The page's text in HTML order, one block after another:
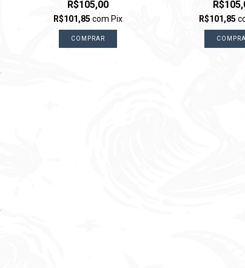
R$105,00
R$101,85 com Pix
COMPRAR
R$101,85